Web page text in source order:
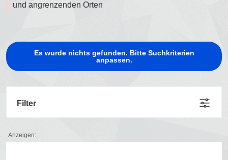
und angrenzenden Orten
Es wurde nichts gefunden. Bitte Suchkriterien
anpassen.
Filter
Anzeigen: